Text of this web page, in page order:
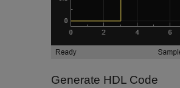
Generate HDL Code